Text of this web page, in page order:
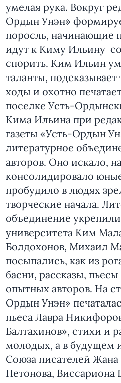
умелая рука. Вокруг
Ордын Унэн»
поросль, начинающие
идут к Киму Ильину
спорить. Ким Ильин
таланты,
ходы и охотно
поселке Усть-
Кима Ильина при
газеты «Усть-Ордын
литературное
авторов. Оно искало,
консолидировало
пробудило в людях
творческие начала.
объединение
университета Ким
Болдохонов, Михаил
посыпались, как из
басни, рассказы,
опытных авторов. На
Ордын Унэн»
пьеса Лавра
Балтахинов», стихи и
молодых, а в будущем
Союза писателей
Петонова, Виссариона